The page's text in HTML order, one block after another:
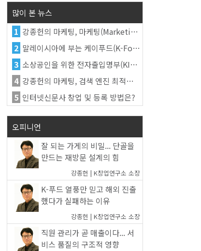
많이 본 뉴스
1 강종헌의 마케팅, 마케팅(Marketing)의 정의
2 말레이시아에 부는 케이푸드(K-Food) 열풍, 김치가 이어간다
3 소상공인을 위한 전자출입명부(KI-Pass)를 활용한다
4 강종헌의 마케팅, 검색 엔진 최적화(SEO, Search Engine Optimization)란
5 인터넷신문사 창업 및 등록 방법은?
오피니언
잘 되는 가게의 비밀... 단골을
만드는 재방문 설계의 힘
강종헌 | K창업연구소 소장
K-푸드 열풍만 믿고 해외 진출
했다가 실패하는 이유
강종헌 | K창업연구소 소장
직원 관리가 곧 매출이다... 서
비스 품질의 구조적 영향